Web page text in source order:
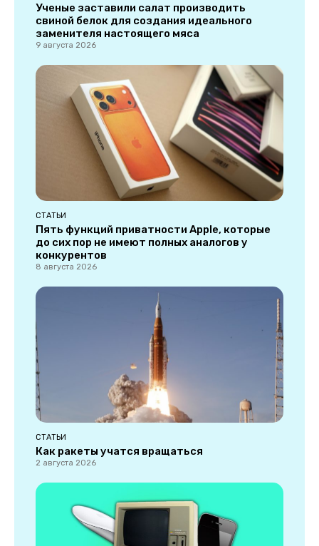
Ученые заставили салат производить
свиной белок для создания идеального
заменителя настоящего мяса
9 августа 2026
СТАТЬИ
Пять функций приватности Apple, которые
до сих пор не имеют полных аналогов у
конкурентов
8 августа 2026
СТАТЬИ
Как ракеты учатся вращаться
2 августа 2026